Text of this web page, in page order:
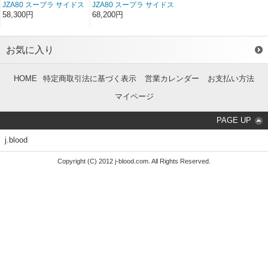
JZA80 スープラ サイドス
テップ FRP（前/後期）
58,300円
JZA80 スープラ サイドス
テップ ソフトFRP（前/後
68,200円
お気に入り
HOME 特定商取引法に基づく表示 営業カレンダー
お支払い方法
マイページ
PAGE UP
j.blood
Copyright (C) 2012 j-blood.com. All Rights Reserved.